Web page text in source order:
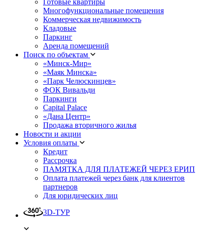
Многофункциональные помещения
Коммерческая недвижимость
Кладовые
Паркинг
Аренда помещений
Поиск по объектам
«Минск-Мир»
«Маяк Минска»
«Парк Челюскинцев»
ФОК Вивальди
Паркинги
Capital Palace
«Дана Центр»
Продажа вторичного жилья
Новости и акции
Условия оплаты
Кредит
Рассрочка
ПАМЯТКА ДЛЯ ПЛАТЕЖЕЙ ЧЕРЕЗ ЕРИП
Оплата платежей через банк для клиентов
партнеров
Для юридических лиц
3D-ТУР